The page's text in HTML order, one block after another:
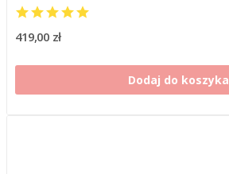
419,00 zł
Dodaj do koszyka